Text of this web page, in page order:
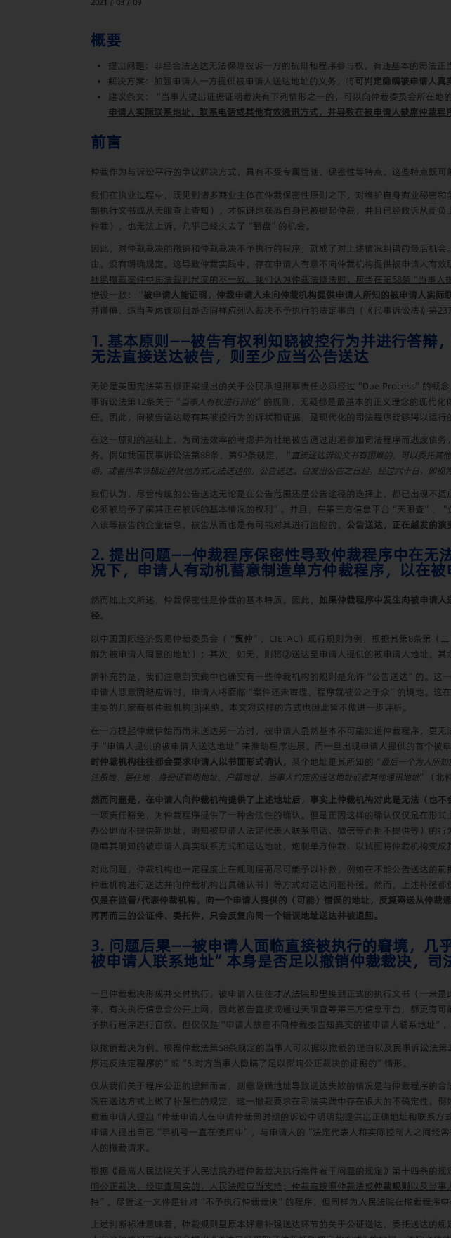
概要
提出问题：非经合法送达无法保障被诉一方的抗辩和程序参与权，有违基本的司法
解决方案：加强申请人一方提供被申请人送达地址的义务，将可判定隐瞒被申请人真
建议条文：“当事人提出证据证明裁决有下列情形之一的，可以向仲裁委员会所在
申请人实际联系地址、联系电话或其他有效通讯方式，并导致在被申请人缺席仲裁程
前言
仲裁作为与诉讼平行的争议解决方式，具有不受专属管辖、保密性等特点。这些特点既可
我们在执业过程中，既见到诸多商业主体在仲裁保密性原则之下，对维护自身商业秘密
制执行文书或从天眼查上查知），才惊讶地获悉自身已被提起仲裁，并且已经败诉从而
仲裁），也无法上诉，几乎已经失去了“翻盘”的机会。
因此，对仲裁裁决的撤销和仲裁裁决不予执行的程序，就成了对上述情况纠错的最后机
由，没有明确规定。这导致仲裁实践中，存在申请人有意不向仲裁机构提供被申请人有效
杜绝撤裁案件中司法裁判尺度的不一致，我们认为仲裁法修法时，应当在第58条“当事
增设一款：“被申请人能证明，仲裁申请人未向仲裁机构提供申请人所知的被申请人实
并谨慎、适当考虑该项目是否同样应列入裁决不予执行的法定事由（《民事诉讼法》第237
1. 基本原则——被告有权利知晓被控行为并进行答辩
无法直接送达被告，则至少应当公告送达
无论是美国宪法第五修正案提出的关于公民承担刑事责任必须经过“Due Process”的概
事诉讼法第 12条关于“ 当事人有权进行辩论”的规则，无疑都是最基本的正义理念的现代
任。因此，向被告送达载有其被控行为的诉状和证据，是现代化的司法程序能够得以运行
在这一原则的基础上，为司法效率的考虑并为杜绝被告通过逃避参加司法程序而逃废债
务。例如我国民事诉讼法第88条、第92条规定，“ 直接送达诉讼文书有困难的，可以委托其
明，或者用本节规定的其他方式无法送达的，公告送达。自发出公告之日起，经过六十日，即视为
我们认为，尽管传统的公告送达无论是在公告范围还是公告途径的选择上，都已出现不
必须被给予了解其正在被诉的基本情况的权利”。并且，在第三方信息平台“天眼查”、
入该等被告的企业信息。被告从而也是有可能对其进行监控的。 公告送达，正在越发的演
2. 提出问题——仲裁程序保密性导致仲裁程序中在无
况下，申请人有动机蓄意制造单方仲裁程序，以在
然而如上文所述，仲裁保密性是仲裁的基本特质。因此， 如果仲裁程序中发生向被申请
径。
以中国国际经济贸易仲裁委员会（“贸仲”， CIETAC ）现行规则为例，根据其第8条第（
解为被申请人同意的地址）；其次，如无，则将②送达至申请人提供的被申请人地址。其
需补充的是，我们注意到实践中也确实有一些仲裁机构的规则是允许“公告送达”的。这
申请人恶意回避应诉时，申请人将面临“案件还未审理，程序就被公之于众”的境地。这
主要的几家商事仲裁机构[3]采纳。本文对这样的方式也因此暂不做进一步评析。
在一方提起仲裁伊始而尚未送达另一方时，被申请人显然基本不可能知道仲裁程序，更
于“申请人提供的被申请人送达地址”来推动程序进展。而一旦出现申请人提供的首个被
时仲裁机构往往都会要求申请人以书面形式确认，
某个地址是其所知的“最后一个为人所
注册地、居住地、身份证载明地址、户籍地址、当事人约定的送达地址或者其他通讯地址”（北
然而问题是，在申请人向仲裁机构提供了上述地址后，事实上仲裁机构对此是无法（也不
一项责任豁免，为仲裁程序提供了一种合法性的确认。但是正因这样的确认仅仅是在形
办公地而不提供新地址，明知被申请人法定代表人联系电话、微信等而拒不提供等）的
隐瞒其明知的被申请人真实联系方式和送达地址，炮制单方仲裁，以试图将仲裁机构变成
对此问题，仲裁机构也一定程度上在规则层面尽可能予以补救，例如在不能公告送达
仲裁机构进行送达并向仲裁机构出具确认书）等方式对送达问题补强。然而，上述补强都
仅是在监督/代表仲裁机构，向一个申请人提供的（可能）错误的地址，反复寄送从仲
再再而三的公证件、委托件，只会反复向同一个错误地址送达并被退回。
3. 问题后果——被申请人面临直接被执行的窘境，几
被申请人联系地址”本身是否足以撤销仲裁裁决，司
一旦仲裁裁决形成并交付执行，被申请人往往才从法院那里接到正式的执行文书（一来
来，有关执行信息会公开上网，因此被告直接或通过天眼查等第三方信息平台，都更有
予执行程序进行自救。但仅仅是“申请人故意不向仲裁委告知真实的被申请人联系地址”
以撤销裁决为例。根据仲裁法第58条规定的当事人可以据以撤裁的理由以及民事诉讼法第
序违反法定程序的”或“5.对方当事人隐瞒了足以影响公正裁决的证据的”情形。
仅从我们关于程序公正的理解而言，刻意隐瞒地址导致送达失败的情况是与仲裁程序的
况在送达方式上做了补强性的规定，这一撤裁要求在司法实践中存在很大的不确定性。
撤裁申请人提出“仲裁申请人在申请仲裁同时期的诉讼中明明能提供出正确地址和联系
申请人提出自己“手机号一直在使用中”，与申请人的“法定代表人和实际控制人之间经
人的撤裁请求。
根据《最高人民法院关于人民法院办理仲裁裁决执行案件若干问题的规定》第十四条的规
响公正裁决，经审查属实的，人民法院应当支持；仲裁庭按照仲裁法或仲裁规则 以及当事
持”。尽管这一文件是针对“不予执行仲裁裁决”的程序，但同样为人民法院在撤裁程序中
上述判断标准意味着，仲裁规则里原本好意补强送达环节的关于公证送达、委托送达的